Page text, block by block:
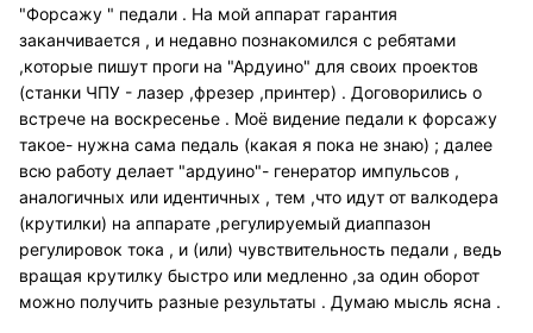
"Форсажу " педали . На мой аппарат гарантия
заканчивается , и недавно познакомился с ребятами
,которые пишут проги на "Ардуино" для своих проектов
(станки ЧПУ - лазер ,фрезер ,принтер) . Договорились о
встрече на воскресенье . Моё видение педали к форсажу
такое- нужна сама педаль (какая я пока не знаю) ; далее
всю работу делает "ардуино"- генератор импульсов ,
аналогичных или идентичных , тем ,что идут от валкодера
(крутилки) на аппарате ,регулируемый диаппазон
регулировок тока , и (или) чувствительность педали , ведь
вращая крутилку быстро или медленно ,за один оборот
можно получить разные результаты . Думаю мысль ясна .